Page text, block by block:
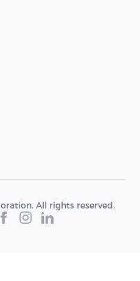
All rights reserved.